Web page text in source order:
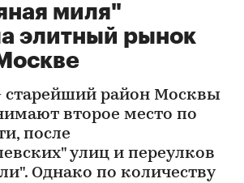
миля"
элитный рынок
старейший район Москвы
второе место по
после
улиц и переулков
Однако по количеству